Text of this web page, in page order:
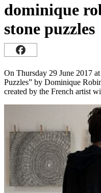
dominique
stone puzzles
On Thursday 29 June 2017
Puzzles” by Dominique
created by the French artist